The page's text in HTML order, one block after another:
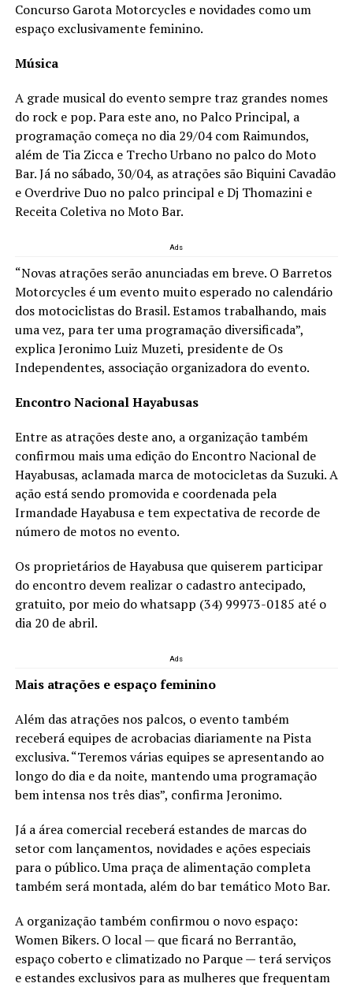
Concurso Garota Motorcycles e novidades como um
espaço exclusivamente feminino.
Música
A grade musical do evento sempre traz grandes nomes
do rock e pop. Para este ano, no Palco Principal, a
programação começa no dia 29/04 com Raimundos,
além de Tia Zicca e Trecho Urbano no palco do Moto
Bar. Já no sábado, 30/04, as atrações são Biquini Cavadão
e Overdrive Duo no palco principal e Dj Thomazini e
Receita Coletiva no Moto Bar.
Ads
“Novas atrações serão anunciadas em breve. O Barretos
Motorcycles é um evento muito esperado no calendário
dos motociclistas do Brasil. Estamos trabalhando, mais
uma vez, para ter uma programação diversificada”,
explica Jeronimo Luiz Muzeti, presidente de Os
Independentes, associação organizadora do evento.
Encontro Nacional Hayabusas
Entre as atrações deste ano, a organização também
confirmou mais uma edição do Encontro Nacional de
Hayabusas, aclamada marca de motocicletas da Suzuki. A
ação está sendo promovida e coordenada pela
Irmandade Hayabusa e tem expectativa de recorde de
número de motos no evento.
Os proprietários de Hayabusa que quiserem participar
do encontro devem realizar o cadastro antecipado,
gratuito, por meio do whatsapp (34) 99973-0185 até o
dia 20 de abril.
Ads
Mais atrações e espaço feminino
Além das atrações nos palcos, o evento também
receberá equipes de acrobacias diariamente na Pista
exclusiva. “Teremos várias equipes se apresentando ao
longo do dia e da noite, mantendo uma programação
bem intensa nos três dias”, confirma Jeronimo.
Já a área comercial receberá estandes de marcas do
setor com lançamentos, novidades e ações especiais
para o público. Uma praça de alimentação completa
também será montada, além do bar temático Moto Bar.
A organização também confirmou o novo espaço:
Women Bikers. O local — que ficará no Berrantão,
espaço coberto e climatizado no Parque — terá serviços
e estandes exclusivos para as mulheres que frequentam